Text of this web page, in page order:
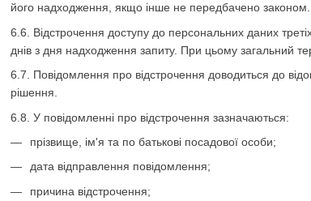
його надходження, якщо інше не передбачено законом.
6.6. Відстрочення доступу до персональних даних
днів з дня надходження запиту. При цьому загальний
6.7. Повідомлення про відстрочення доводиться до
рішення.
6.8. У повідомленні про відстрочення зазначаються:
прізвище, ім'я та по батькові посадової особи;
дата відправлення повідомлення;
причина відстрочення;